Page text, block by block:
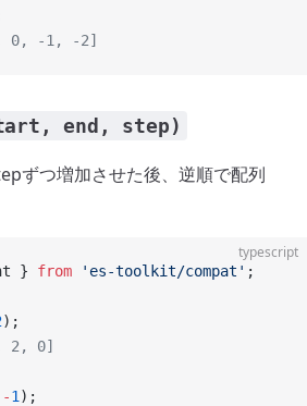
0, -1, -2]
end, step)
ずつ増加させた後、逆順で配列
typescript
} from 'es-toolkit/compat' ;
);
2, 0]
-1 );